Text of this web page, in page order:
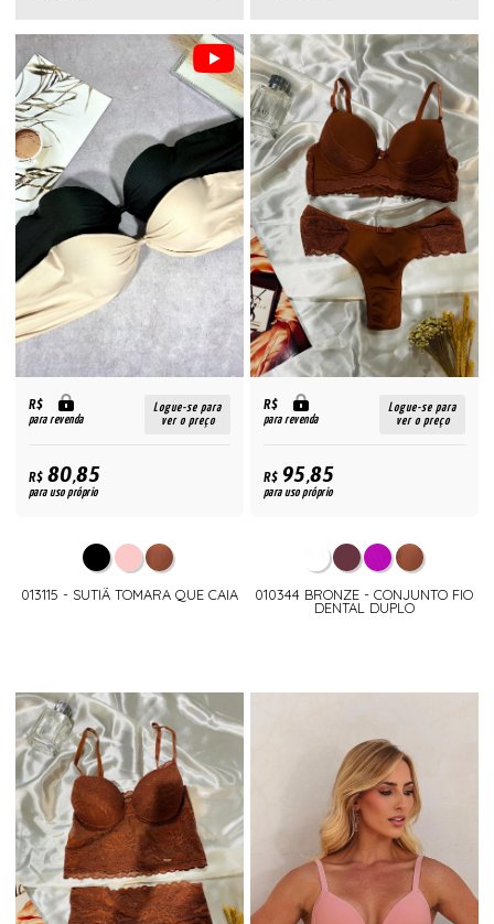
R$
para revenda
Logue-se para
ver o preço
R$80,85
para uso próprio
013115 - SUTIÃ TOMARA QUE CAIA
R$
para revenda
Logue-se para
ver o preço
R$95,85
para uso próprio
010344 BRONZE - CONJUNTO FIO
DENTAL DUPLO